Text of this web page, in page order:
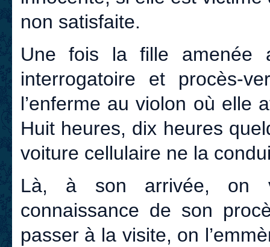
non satisfaite.
Une fois la fille amenée
interrogatoire et procès-
l’enferme au violon où elle
Huit heures, dix heures
voiture cellulaire ne la
Là, à son arrivée, on
connaissance de son
passer à la visite, on